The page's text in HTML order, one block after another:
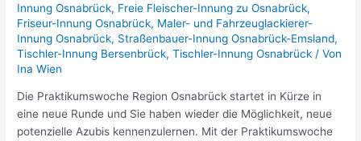
Innung Osnabrück, Freie Fleischer-Innung zu Osnabrück,
Friseur-Innung Osnabrück, Maler- und Fahrzeuglackierer-
Innung Osnabrück, Straßenbauer-Innung Osnabrück-Emsland,
Tischler-Innung Bersenbrück,Tischler-Innung Osnabrück / Von
Ina Wien
Die Praktikumswoche Region Osnabrück startet in Kürze in
eine neue Runde und Sie haben wieder die Möglichkeit, neue
potenzielle Azubis kennenzulernen. Mit der Praktikumswoche